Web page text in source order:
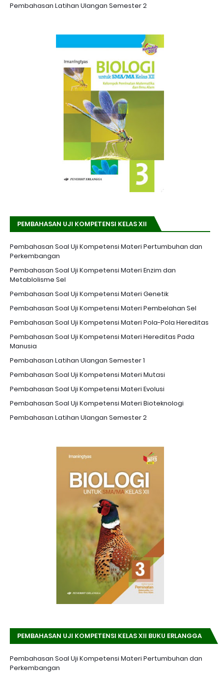
Pembahasan Latihan Ulangan Semester 2
PEMBAHASAN UJI KOMPETENSI KELAS XII
Pembahasan Soal Uji Kompetensi Materi Pertumbuhan dan
Perkembangan
Pembahasan Soal Uji Kompetensi Materi Enzim dan
Metablolisme Sel
Pembahasan Soal Uji Kompetensi Materi Genetik
Pembahasan Soal Uji Kompetensi Materi Pembelahan Sel
Pembahasan Soal Uji Kompetensi Materi Pola-Pola Hereditas
Pembahasan Soal Uji Kompetensi Materi Hereditas Pada
Manusia
Pembahasan Latihan Ulangan Semester 1
Pembahasan Soal Uji Kompetensi Materi Mutasi
Pembahasan Soal Uji Kompetensi Materi Evolusi
Pembahasan Soal Uji Kompetensi Materi Bioteknologi
Pembahasan Latihan Ulangan Semester 2
PEMBAHASAN UJI KOMPETENSI KELAS XII BUKU ERLANGGA
Pembahasan Soal Uji Kompetensi Materi Pertumbuhan dan
Perkembangan